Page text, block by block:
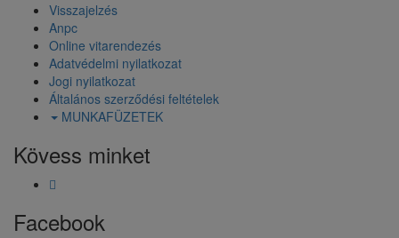
Visszajelzés
Anpc
Online vitarendezés
Adatvédelmi nyilatkozat
Jogi nyilatkozat
Általános szerződési feltételek
MUNKAFÜZETEK
Kövess minket
Facebook